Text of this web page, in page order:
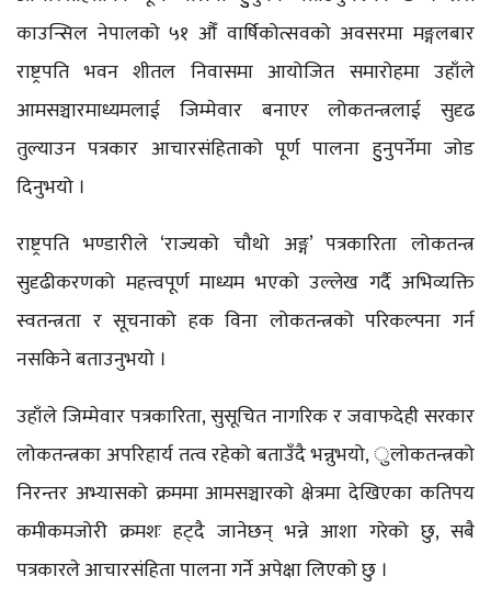
काउन्सिल नेपालको ५१ औँ वार्षिकोत्सवको अवसरमा मङ्गलबार
राष्ट्रपति भवन शीतल निवासमा आयोजित समारोहमा उहाँले
आमसञ्चारमाध्यमलाई जिम्मेवार बनाएर लोकतन्त्रलाई सुदृढ
तुल्याउन पत्रकार आचारसंहिताको पूर्ण पालना हुुनुपर्नेमा जोड
दिनुभयो ।
राष्ट्रपति भण्डारीले ‘राज्यको चौथो अङ्ग’ पत्रकारिता लोकतन्त्र
सुदृढीकरणको महत्त्वपूर्ण माध्यम भएको उल्लेख गर्दै अभिव्यक्ति
स्वतन्त्रता र सूचनाको हक विना लोकतन्त्रको परिकल्पना गर्न
नसकिने बताउनुभयो ।
उहाँले जिम्मेवार पत्रकारिता, सुसूचित नागरिक र जवाफदेही सरकार
लोकतन्त्रका अपरिहार्य तत्व रहेको बताउँदै भन्नुभयो, ुलोकतन्त्रको
निरन्तर अभ्यासको क्रममा आमसञ्चारको क्षेत्रमा देखिएका कतिपय
कमीकमजोरी क्रमशः हट्दै जानेछन् भन्ने आशा गरेको छु, सबै
पत्रकारले आचारसंहिता पालना गर्ने अपेक्षा लिएको छु ।